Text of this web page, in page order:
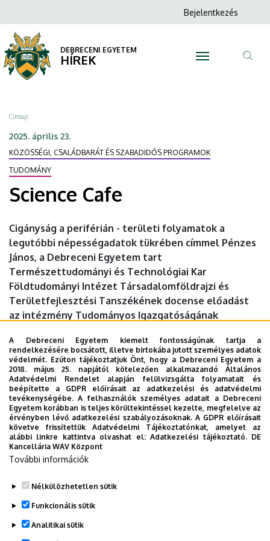
Cafe
|
DEBRECENI
EGYETEM
a
tartalomra
Anonim
menüje
Bejelentkezés
DEBRECENI EGYETEM
HÍREK
Morzsa
Címlap
2025. április 23.
KÖZÖSSÉGI, CSALÁDBARÁT ÉS SZABADIDŐS PROGRAMOK
TUDOMÁNY
Science Cafe
Cigányság a periférián - területi folyamatok a
legutóbbi népességadatok tükrében címmel Pénzes
János, a Debreceni Egyetem tart
Természettudományi és Technológiai Kar
Földtudományi Intézet Társadalomföldrajzi és
Területfejlesztési Tanszékének docense előadást
az intézmény Tudományos Igazgatóságának
Időpont:2025. április 23., szerda 17 óra
Helyszín:KARAKTER 1517 Könyvesbolt és Kávézó
(Nagytemplom mögötti tér)
Dokumentumok
plakát (140.97 KB)
A Debreceni Egyetem kiemelt fontosságúnak tartja a
rendelkezésére bocsátott, illetve birtokába jutott személyes adatok
védelmét. Ezúton tájékoztatjuk Önt, hogy a Debreceni Egyetem a
2018. május 25. napjától kötelezően alkalmazandó Általános
Adatvédelmi Rendelet alapján felülvizsgálta folyamatait és
beépítette a GDPR előírásait az adatkezelési és adatvédelmi
tevékenységébe. A felhasználók személyes adatait a Debreceni
Egyetem korábban is teljes körültekintéssel kezelte, megfelelve az
érvényben lévő adatkezelési szabályozásoknak. A GDPR előírásait
követve frissítettük Adatvédelmi Tájékoztatónkat, amelyet az
alábbi linkre kattintva olvashat el:Adatkezelési tájékoztató. DE
Kancellária WAV Központ
További információk
Nélkülözhetetlen sütik
Funkcionális sütik
Analitikai sütik